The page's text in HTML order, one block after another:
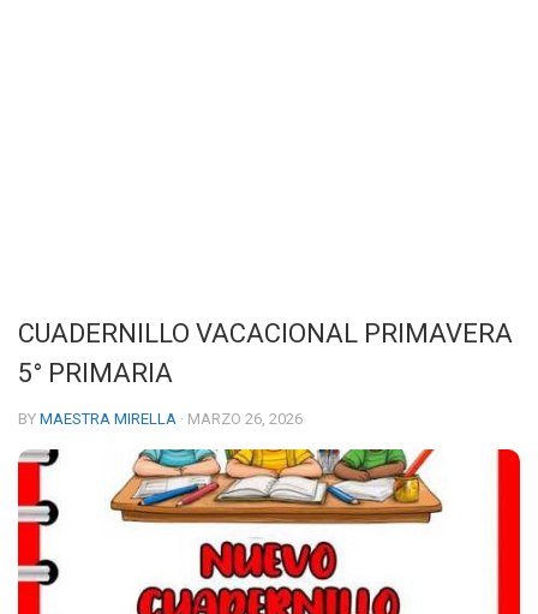
CUADERNILLO VACACIONAL PRIMAVERA
5° PRIMARIA
BY MAESTRA MIRELLA · MARZO 26, 2026